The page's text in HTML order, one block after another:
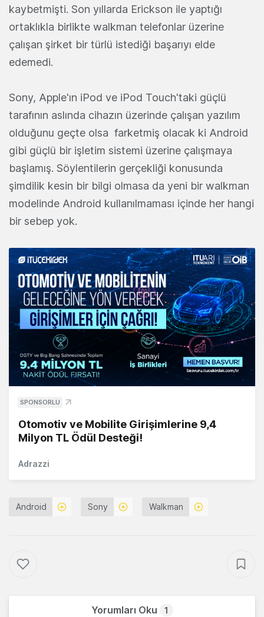
kaybetmişti. Son yıllarda Erickson ile yaptığı
ortaklıkla birlikte walkman telefonlar üzerine
çalışan şirket bir türlü istediği başarıyı elde
edemedi.
Sony, Apple'ın iPod ve iPod Touch'taki güçlü
tarafının aslında cihazın üzerinde çalışan yazılım
olduğunu geçte olsa farketmiş olacak ki Android
gibi güçlü bir işletim sistemi üzerine çalışmaya
başlamış. Söylentilerin gerçekliği konusunda
şimdilik kesin bir bilgi olmasa da yeni bir walkman
modelinde Android kullanılmaması içinde her hangi
bir sebep yok.
SPONSORLU
Otomotiv ve Mobilite Girişimlerine 9,4
Milyon TL Ödül Desteği!
Adrazzi
Android Sony Walkman
Yorumları Oku 1